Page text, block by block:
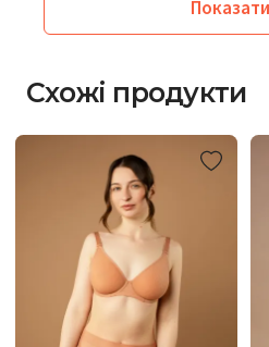
Схожі продукти